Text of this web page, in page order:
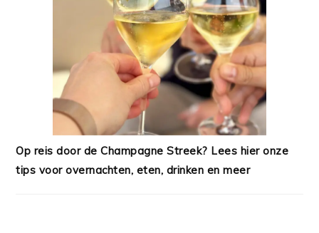
Op reis door de Champagne Streek? Lees hier onze
tips voor overnachten, eten, drinken en meer